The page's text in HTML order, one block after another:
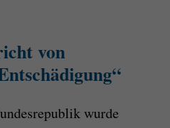
von
wurde